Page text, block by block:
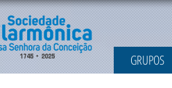
GRUPOS